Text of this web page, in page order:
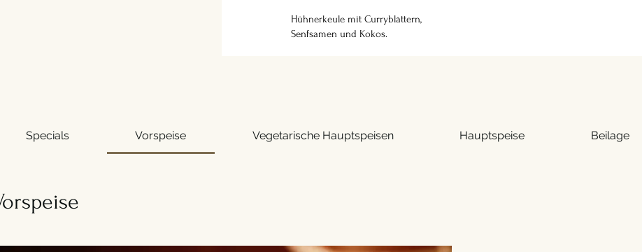
Hühnerkeule mit Curryblättern,
Senfsamen und Kokos.
Specials Vorspeise Vegetarische Hauptspeisen Hauptspeise Beilage